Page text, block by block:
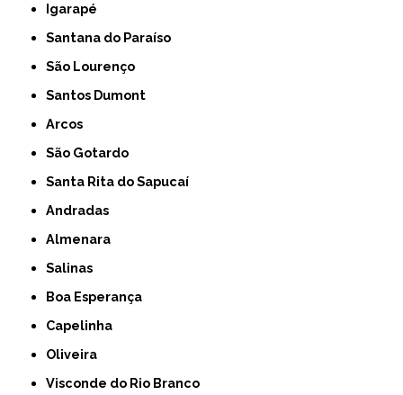
Igarapé
Santana do Paraíso
São Lourenço
Santos Dumont
Arcos
São Gotardo
Santa Rita do Sapucaí
Andradas
Almenara
Salinas
Boa Esperança
Capelinha
Oliveira
Visconde do Rio Branco